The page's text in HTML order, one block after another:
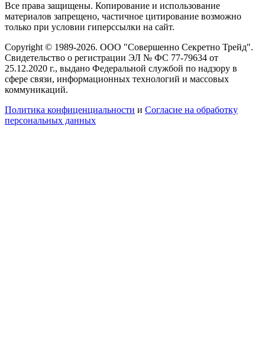
Все права защищены. Копирование и использование
материалов запрещено, частичное цитирование возможно
только при условии гиперссылки на сайт.
Copyright © 1989-2026. ООО "Совершенно Секретно Трейд".
Свидетельство о регистрации ЭЛ № ФС 77-79634 от
25.12.2020 г., выдано Федеральной службой по надзору в
сфере связи, информационных технологий и массовых
коммуникаций.
Политика конфиценциальности и Согласие на обработку
персональных данных